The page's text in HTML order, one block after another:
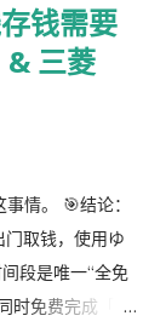
收 。 ③ 用【简
A4 用信封 ：
本 回邮用 レタ
两者都能放 A4
邮局柜台说一
钱需要
& 三菱
情。 🎯结论：
取钱，使用ゆ
段是唯一“全免
时免费完成「三